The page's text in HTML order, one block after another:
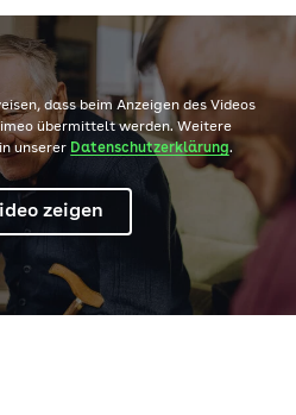
dass beim Anzeigen des Videos
übermittelt werden. Weitere
unserer Datenschutzerklärung.
zeigen